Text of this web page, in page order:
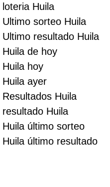
loteria Huila
Ultimo sorteo Huila
Ultimo resultado Huila
Huila de hoy
Huila hoy
Huila ayer
Resultados Huila
resultado Huila
Huila último sorteo
Huila último resultado